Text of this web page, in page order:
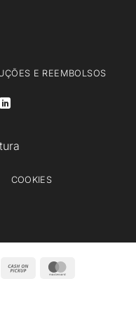
E REEMBOLSOS
COOKIES
Cash